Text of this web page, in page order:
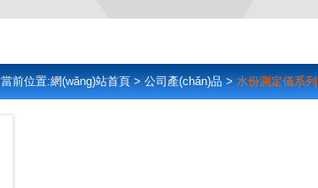
當前位置:網(wǎng)站首頁>公司產(chǎn)品>水份測定儀系列